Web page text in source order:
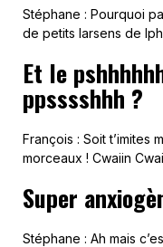
Stéphane : Pourquoi
de petits larsens de
Et le
ppsssshhh ?
François : Soit t’imites
morceaux ! Cwaiin
Super
Stéphane : Ah mais